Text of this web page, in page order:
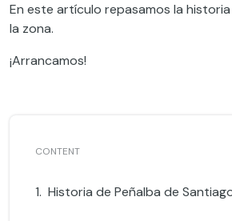
En este artículo repasamos la
la zona.
¡Arrancamos!
Historia de Peñalba de